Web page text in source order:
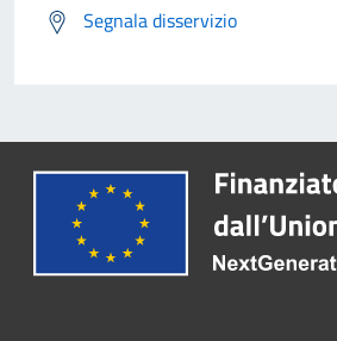
Segnala disservizio